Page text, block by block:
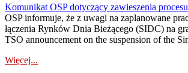
Komunikat OSP dotyczący zawieszenia
OSP informuje, że z uwagi na zaplanowane
łączenia Rynków Dnia Bieżącego (SIDC) na
TSO announcement on the suspension of the
Więcej...